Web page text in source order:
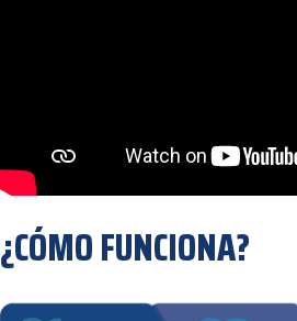
¿CÓMO FUNCIONA?